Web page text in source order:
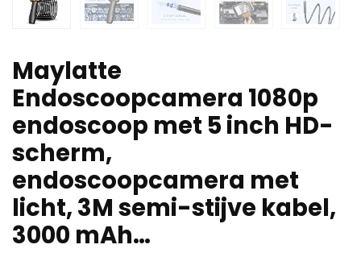
Maylatte
Endoscoopcamera 1080p
endoscoop met 5 inch HD-
scherm,
endoscoopcamera met
licht, 3M semi-stijve kabel,
3000 mAh…